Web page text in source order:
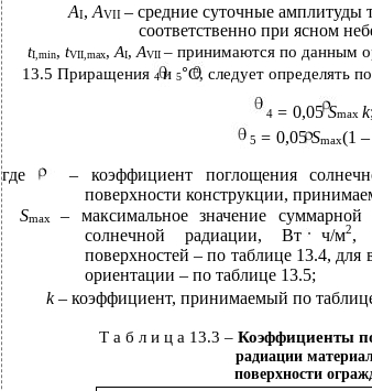
АI, АVII – средние суточные амплитуды
соответственно при ясном
tI,min, tVII,max, АI, АVII – принимаются по данным
13.5 Приращения 4и 5°С, следует определять
4 = 0,05Smax k;
5 = 0,05Smax(1
где
– коэффициент поглощения
поверхности конструкции,
Smax – максимальное значение
солнечной радиации, Вт ч/м2,
поверхностей – по таблице 13.4, для
ориентации – по таблице 13.5;
k– коэффициент, принимаемый по
Т а б л и ц а 13.3 – Коэффициенты
радиации
поверхности